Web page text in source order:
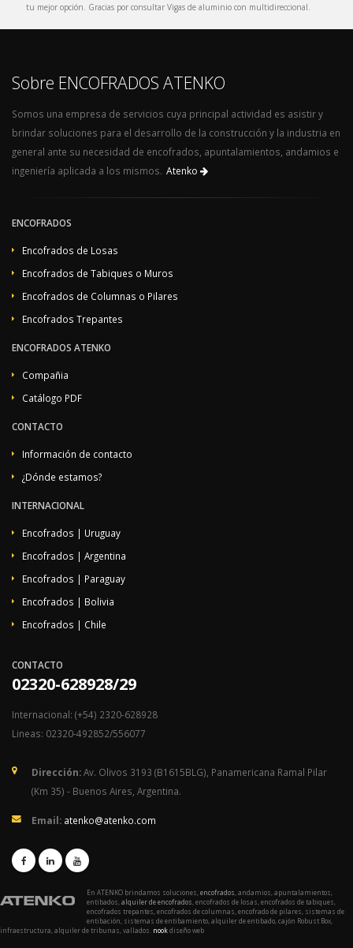
tu mejor opción. Gracias por consultar Vigas de aluminio con multidireccional.
Sobre ENCOFRADOS ATENKO
Somos una empresa de servicios cuya principal actividad es asistir y
brindar soluciones para el desarrollo de la construcción y la industria en
general ante su necesidad de encofrados, apuntalamientos, andamios e
ingeniería aplicada a los mismos. Atenko
ENCOFRADOS
Encofrados de Losas
Encofrados de Tabiques o Muros
Encofrados de Columnas o Pilares
Encofrados Trepantes
ENCOFRADOS ATENKO
Compañia
Catálogo PDF
CONTACTO
Información de contacto
¿Dónde estamos?
INTERNACIONAL
Encofrados | Uruguay
Encofrados | Argentina
Encofrados | Paraguay
Encofrados | Bolivia
Encofrados | Chile
CONTACTO
02320-628928/29
Internacional: (+54) 2320-628928
Lineas: 02320-492852/556077
Dirección:Av. Olivos 3193 (B1615BLG), Panamericana Ramal Pilar
(Km 35) - Buenos Aires, Argentina.
Email: atenko@atenko.com
En ATENKO brindamos soluciones, encofrados , andamios, apuntalamientos,
entibados, alquiler de encofrados , encofrados de losas, encofrados de tabiques,
encofrados trepantes, encofrados de columnas, encofrado de pilares, sistemas de
entibación, sistemas de entibamiento, alquiler de entibado, cajón Robust Box,
infraestructura, alquiler de tribunas, vallados. nookdiseño web